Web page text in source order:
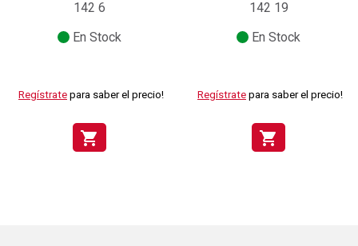
142 6
En Stock
Regístrate para saber el precio!
shopping_cart
142 19
En Stock
Regístrate para saber el precio!
shopping_cart